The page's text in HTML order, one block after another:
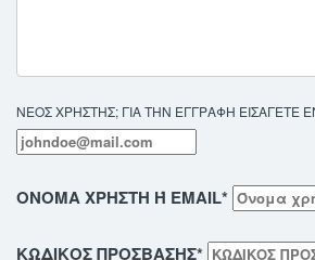
ΝΕΟΣ ΧΡΗΣΤΗΣ; ΓΙΑ ΤΗΝ ΕΓΓΡΑΦΗ ΕΙΣΑΓΕΤΕ
ΟΝΟΜΑ ΧΡΗΣΤΗ Ή EMAIL*
ΚΩΔΙΚΟΣ ΠΡΟΣΒΑΣΗΣ*